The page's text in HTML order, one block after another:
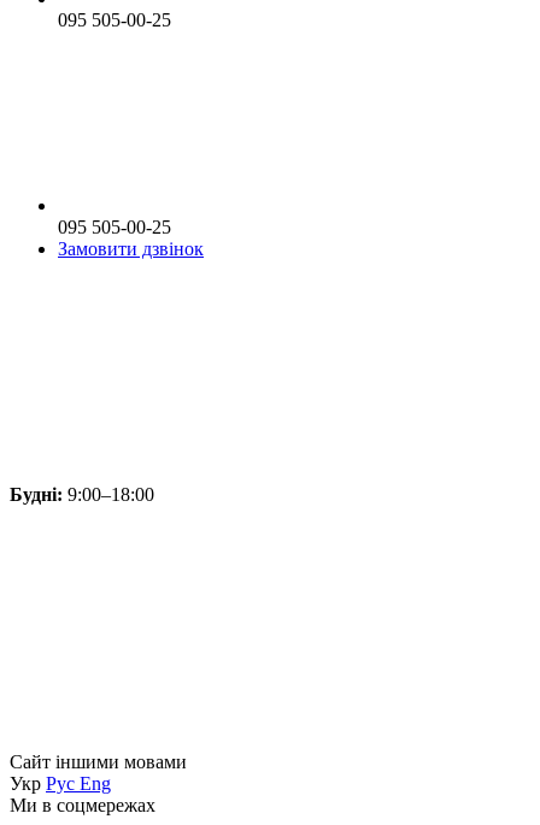
095 505-00-25
095 505-00-25
Замовити дзвінок
Будні: 9:00–18:00
Сайт іншими мовами
Укр Рус Eng
Ми в соцмережах